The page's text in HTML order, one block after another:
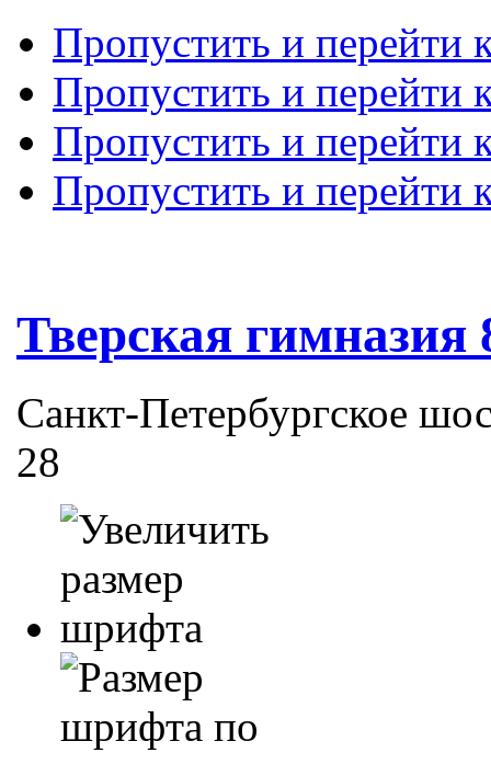
Пропустить и перейти
Пропустить и перейти
Пропустить и перейти
Пропустить и перейти
Тверская гимназия
Санкт-Петербургское
28